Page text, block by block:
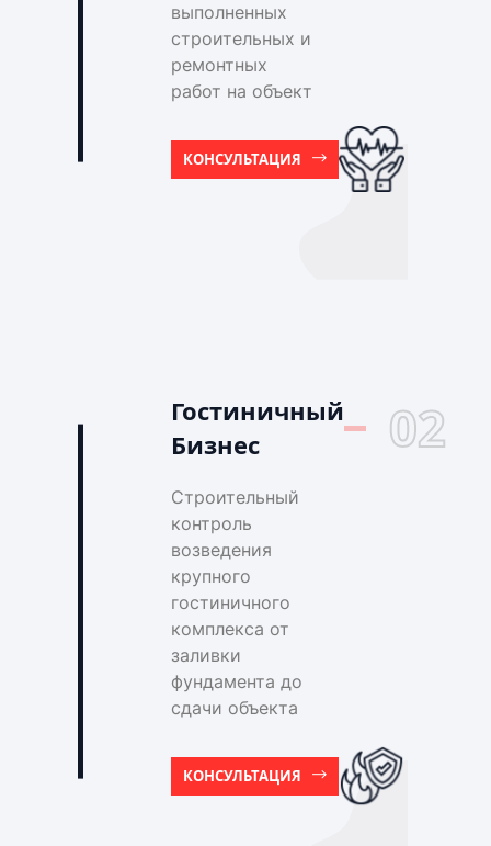
выполненных
строительных и
ремонтных
работ на объект
КОНСУЛЬТАЦИЯ
Гостиничный
Бизнес
02
Строительный
контроль
возведения
крупного
гостиничного
комплекса от
заливки
фундамента до
сдачи объекта
КОНСУЛЬТАЦИЯ